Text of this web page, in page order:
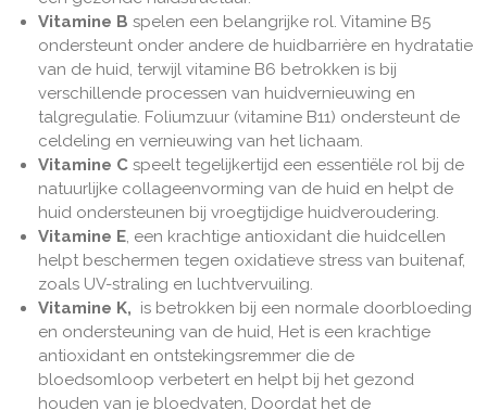
Vitamine B spelen een belangrijke rol. Vitamine B5
ondersteunt onder andere de huidbarrière en hydratatie
van de huid, terwijl vitamine B6 betrokken is bij
verschillende processen van huidvernieuwing en
talgregulatie. Foliumzuur (vitamine B11) ondersteunt de
celdeling en vernieuwing van het lichaam.
Vitamine C speelt tegelijkertijd een essentiële rol bij de
natuurlijke collageenvorming van de huid en helpt de
huid ondersteunen bij vroegtijdige huidveroudering.
Vitamine E, een krachtige antioxidant die huidcellen
helpt beschermen tegen oxidatieve stress van buitenaf,
zoals UV-straling en luchtvervuiling.
Vitamine K, is betrokken bij een normale doorbloeding
en ondersteuning van de huid, Het is een krachtige
antioxidant en ontstekingsremmer die de
bloedsomloop verbetert en helpt bij het gezond
houden van je bloedvaten, Doordat het de